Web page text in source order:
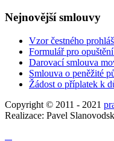
Nejnovějšísmlouvy
Vzor čestného
Formulář pro
Darovací smlouva
Smlouva o peněžité
Žádost o příplatek k
Copyright © 2011 - 2021
Realizace: Pavel